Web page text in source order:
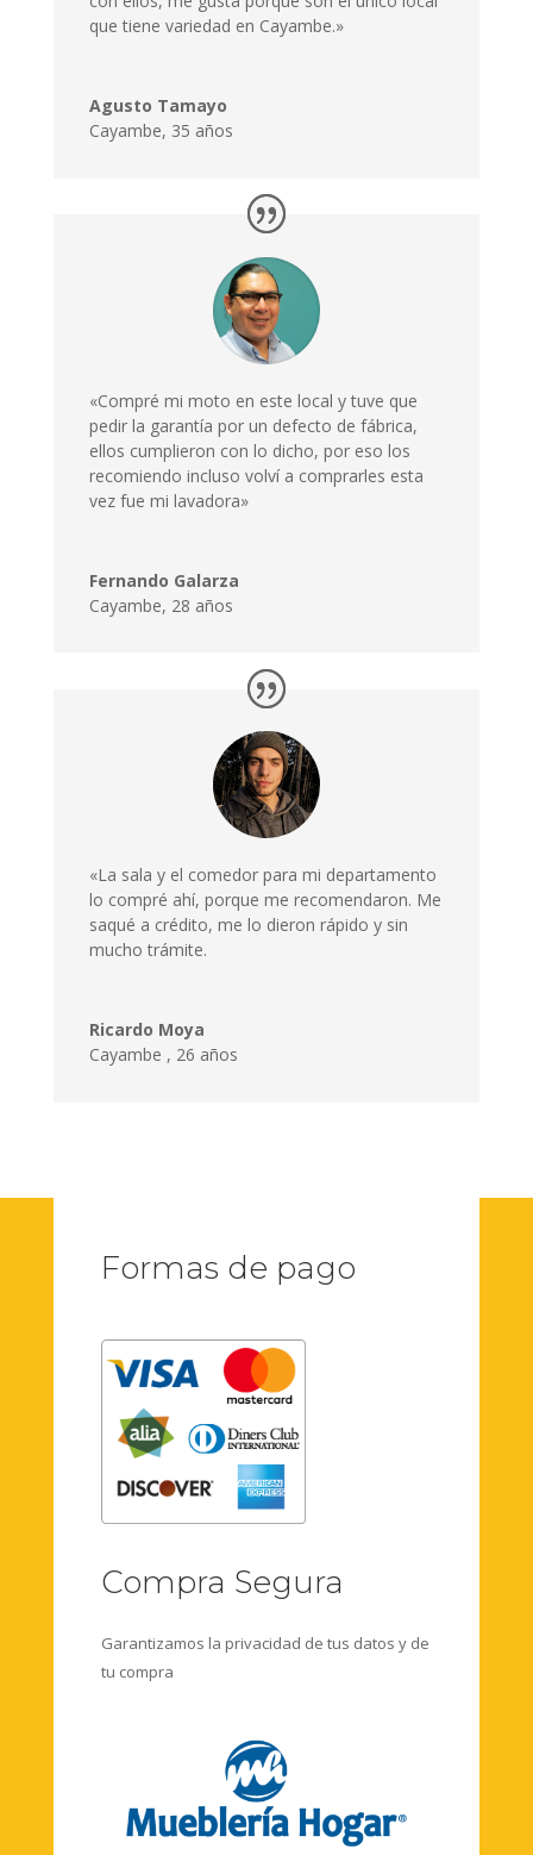
que tiene variedad en Cayambe.»
Agusto Tamayo
Cayambe, 35 años
«Compré mi moto en este local y tuve que
pedir la garantía por un defecto de fábrica,
ellos cumplieron con lo dicho, por eso los
recomiendo incluso volví a comprarles esta
vez fue mi lavadora»
Fernando Galarza
Cayambe, 28 años
«La sala y el comedor para mi departamento
lo compré ahí, porque me recomendaron. Me
saqué a crédito, me lo dieron rápido y sin
mucho trámite.
Ricardo Moya
Cayambe , 26 años
Formas de pago
Compra Segura
Garantizamos la privacidad de tus datos y de
tu compra